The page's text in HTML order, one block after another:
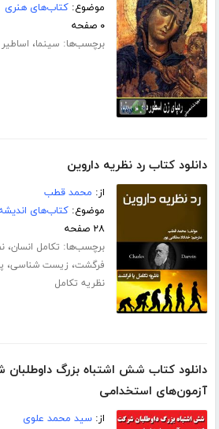
موضوع:کتاب‌های هنری
۰ صفحه
برچسب‌ها: سینما،
دانلود کتاب رد نظریه داروین
از: م‍ح‍م‍د ق‍طب‌
موضوع:کتاب‌های
۲۸ صفحه
برچسب‌ها: تکامل انسان،
فرگشت، زیست شناسی،
نظریه تکامل
دانلود کتاب شش اشتباه بزرگ داوطلبان
آزمون‌های استخدامی
از:سید محمد علوی